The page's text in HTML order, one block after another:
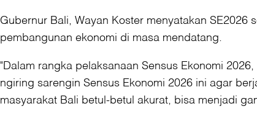
Gubernur Bali, Wayan Koster menyatakan
pembangunan ekonomi di masa mendatang.
"Dalam rangka pelaksanaan Sensus Ekonomi
ngiring sarengin Sensus Ekonomi 2026 ini agar
masyarakat Bali betul-betul akurat, bisa menjadi